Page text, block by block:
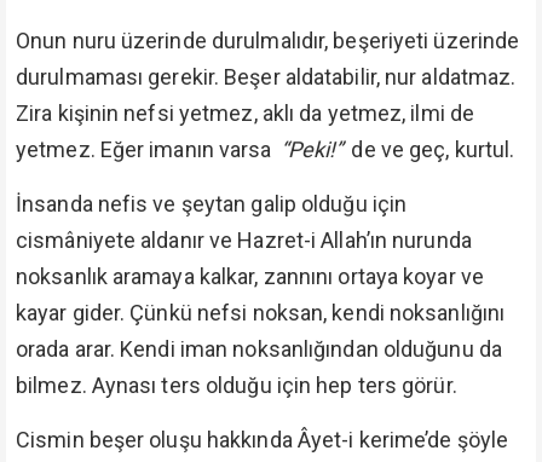
Onun nuru üzerinde durulmalıdır, beşeriyeti üzerinde
durulmaması gerekir. Beşer aldatabilir, nur aldatmaz.
Zira kişinin nefsi yetmez, aklı da yetmez, ilmi de
yetmez. Eğer imanın varsa “Peki!” de ve geç, kurtul.
İnsanda nefis ve şeytan galip olduğu için
cismâniyete aldanır ve Hazret-i Allah’ın nurunda
noksanlık aramaya kalkar, zannını ortaya koyar ve
kayar gider. Çünkü nefsi noksan, kendi noksanlığını
orada arar. Kendi iman noksanlığından olduğunu da
bilmez. Aynası ters olduğu için hep ters görür.
Cismin beşer oluşu hakkında Âyet-i kerime’de şöyle